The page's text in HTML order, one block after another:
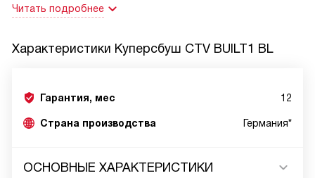
Читать подробнее
Характеристики Куперсбуш CTV BUILT1 BL
Гарантия, мес 12
Страна производства Германия*
ОСНОВНЫЕ ХАРАКТЕРИСТИКИ